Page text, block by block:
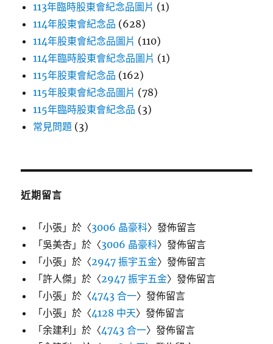
113年臨時股東會紀念品圖片 (1)
114年股東會紀念品 (628)
114年股東會紀念品圖片 (110)
114年臨時股東會紀念品圖片 (1)
115年股東會紀念品 (162)
115年股東會紀念品圖片 (78)
115年臨時股東會紀念品 (3)
常見問題 (3)
近期留言
「小張 」於〈3006 晶豪科〉發佈留言
「吳美杏 」於〈3006 晶豪科〉發佈留言
「小張 」於〈2947 振宇五金〉發佈留言
「許人傑 」於〈2947 振宇五金〉發佈留言
「小張 」於〈4743 合一〉發佈留言
「小張 」於〈4128 中天〉發佈留言
「余建利 」於〈4743 合一〉發佈留言